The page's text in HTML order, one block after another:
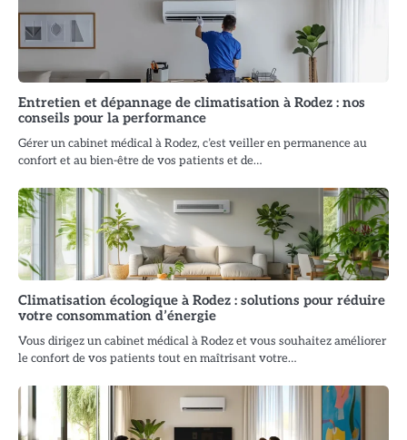
Entretien et dépannage de climatisation à Rodez : nos
conseils pour la performance
Gérer un cabinet médical à Rodez, c’est veiller en permanence au
confort et au bien-être de vos patients et de…
Climatisation écologique à Rodez : solutions pour réduire
votre consommation d’énergie
Vous dirigez un cabinet médical à Rodez et vous souhaitez améliorer
le confort de vos patients tout en maîtrisant votre…